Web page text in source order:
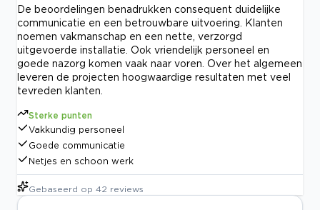
De beoordelingen benadrukken consequent duidelijke
communicatie en een betrouwbare uitvoering. Klanten
noemen vakmanschap en een nette, verzorgd
uitgevoerde installatie. Ook vriendelijk personeel en
goede nazorg komen vaak naar voren. Over het algemeen
leveren de projecten hoogwaardige resultaten met veel
tevreden klanten.
Sterke punten
Vakkundig personeel
Goede communicatie
Netjes en schoon werk
Gebaseerd op 42 reviews